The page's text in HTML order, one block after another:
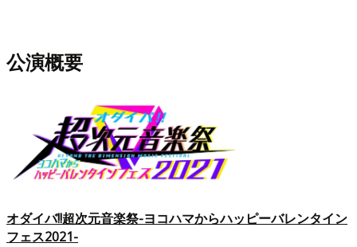
公演概要
オダイバ!!超次元音楽祭-ヨコハマからハッピーバレンタイン
フェス2021-